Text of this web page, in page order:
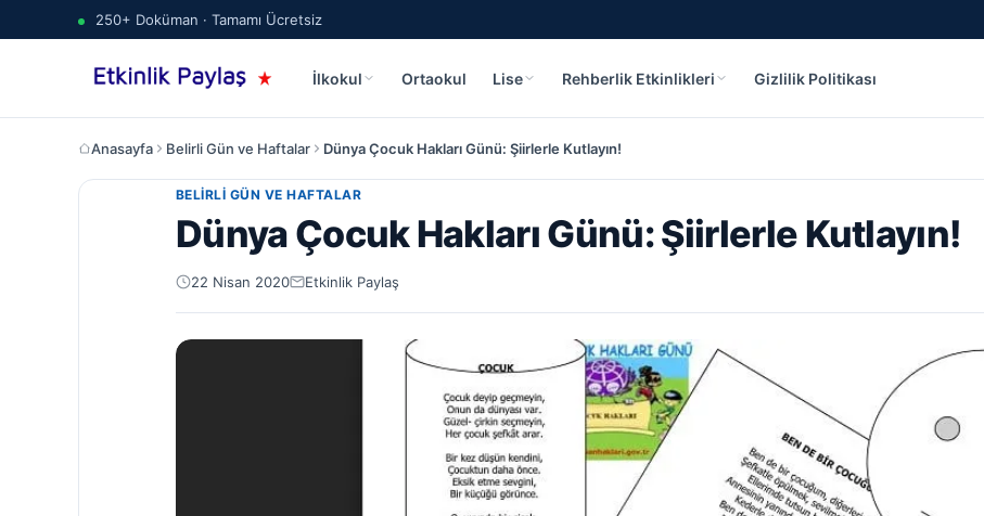
250+ Doküman · Tamamı Ücretsiz
İlkokul Ortaokul Lise Rehberlik Etkinlikleri Gizlilik Politikası
Anasayfa Belirli Gün ve Haftalar Dünya Çocuk Hakları Günü: Şiirlerle Kutlayın!
BELIRLI GÜN VE HAFTALAR
Dünya Çocuk Hakları Günü: Şiirlerle Kutlayın!
22 Nisan 2020 Etkinlik Paylaş